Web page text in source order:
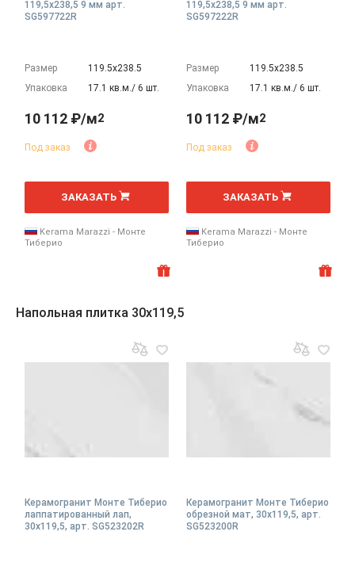
119,5x238,5 9 мм арт.
SG597722R
Размер
119.5х238.5
Упаковка
17.1 кв.м./ 6 шт.
10 112 ₽/м2
Под заказ
м
ЗАКАЗАТЬ
Kerama Marazzi - Монте
Тиберио
119,5x238,5 9 мм арт.
SG597222R
Размер
119.5х238.5
Упаковка
17.1 кв.м./ 6 шт.
10 112 ₽/м2
Под заказ
м
ЗАКАЗАТЬ
Kerama Marazzi - Монте
Тиберио
Напольная плитка 30x119,5
Керамогранит Монте Тиберио
лаппатированный лап,
30x119,5, арт. SG523202R
Керамогранит Монте Тиберио
обрезной мат, 30x119,5, арт.
SG523200R